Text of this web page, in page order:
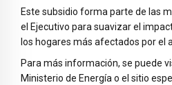
Este subsidio forma parte de las
el Ejecutivo para suavizar el
los hogares más afectados por el
Para más información, se puede
Ministerio de Energía o el sitio